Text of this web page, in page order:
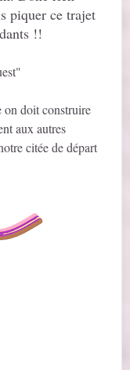
piquer ce trajet
!!
on doit construire
aux autres
citée de départ